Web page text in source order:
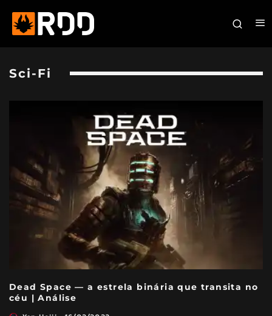
Sci-Fi
Dead Space — a estrela binária que transita no
céu | Análise